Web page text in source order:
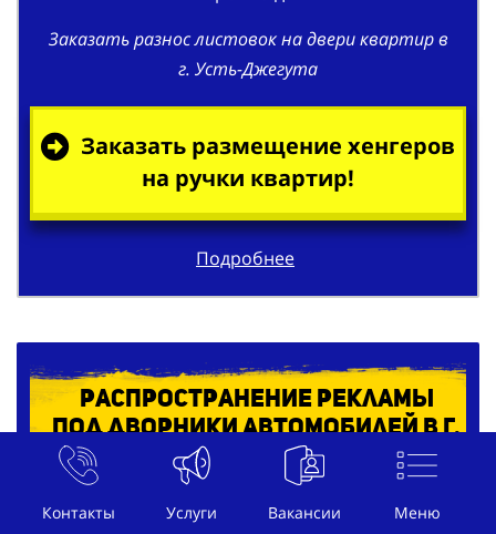
Контакты Услуги Вакансии Меню
В срок - 3 дня
Заказать разнос листовок на двери квартир в
г. Усть-Джегута
Заказать размещение хенгеров
на ручки квартир!
Подробнее
Распространение рекламы
под дворники автомобилей в г.
Усть-Джегута